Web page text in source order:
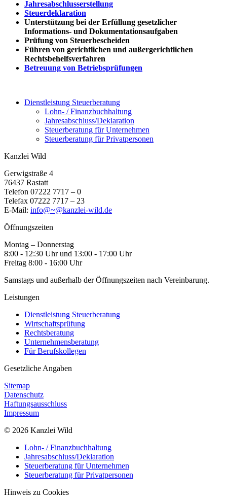
Jahresabschlusserstellung
Steuerdeklaration
Unterstützung bei der Erfüllung gesetzlicher
Informations- und Dokumentationsaufgaben
Prüfung von Steuerbescheiden
Führen von gerichtlichen und außergerichtlichen
Rechtsbehelfsverfahren
Betreuung von Betriebsprüfungen
Dienstleistung Steuerberatung
Lohn- / Finanzbuchhaltung
Jahresabschluss/Deklaration
Steuerberatung für Unternehmen
Steuerberatung für Privatpersonen
Kanzlei Wild
Gerwigstraße 4
76437 Rastatt
Telefon 07222 7717 – 0
Telefax 07222 7717 – 23
E-Mail: info@~@kanzlei-wild.de
Öffnungszeiten
Montag – Donnerstag
8:00 - 12:30 Uhr und 13:00 - 17:00 Uhr
Freitag 8:00 - 16:00 Uhr
Samstags und außerhalb der Öffnungszeiten nach Vereinbarung.
Leistungen
Dienstleistung Steuerberatung
Wirtschaftsprüfung
Rechtsberatung
Unternehmensberatung
Für Berufskollegen
Gesetzliche Angaben
Sitemap
Datenschutz
Haftungsausschluss
Impressum
© 2026 Kanzlei Wild
Lohn- / Finanzbuchhaltung
Jahresabschluss/Deklaration
Steuerberatung für Unternehmen
Steuerberatung für Privatpersonen
Hinweis zu Cookies